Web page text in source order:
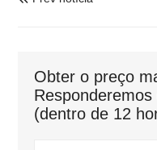
Obter o preço
(dentro de 12